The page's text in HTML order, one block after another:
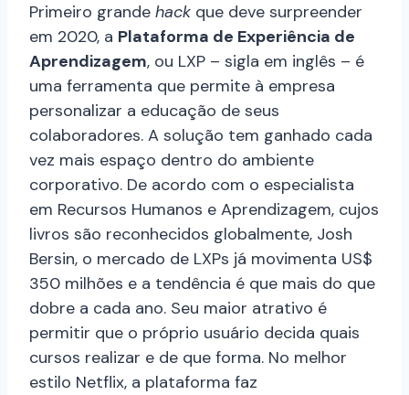
Primeiro grande hack que deve surpreender
em 2020, a Plataforma de Experiência de
Aprendizagem, ou LXP – sigla em inglês – é
uma ferramenta que permite à empresa
personalizar a educação de seus
colaboradores. A solução tem ganhado cada
vez mais espaço dentro do ambiente
corporativo. De acordo com o especialista
em Recursos Humanos e Aprendizagem, cujos
livros são reconhecidos globalmente, Josh
Bersin, o mercado de LXPs já movimenta US$
350 milhões e a tendência é que mais do que
dobre a cada ano. Seu maior atrativo é
permitir que o próprio usuário decida quais
cursos realizar e de que forma. No melhor
estilo Netflix, a plataforma faz